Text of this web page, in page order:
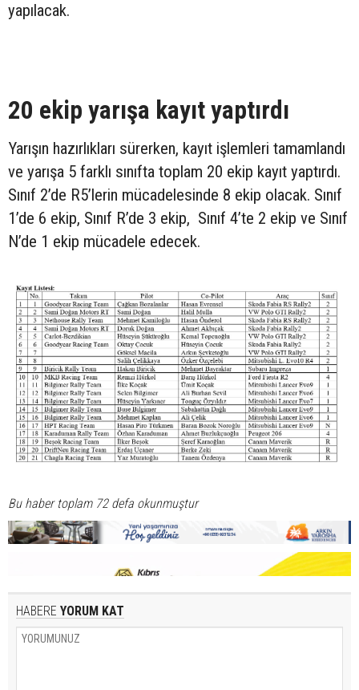
yapılacak.
20 ekip yarışa kayıt yaptırdı
Yarışın hazırlıkları sürerken, kayıt işlemleri tamamlandı
ve yarışa 5 farklı sınıfta toplam 20 ekip kayıt yaptırdı.
Sınıf 2’de R5’lerin mücadelesinde 8 ekip olacak. Sınıf
1’de 6 ekip, Sınıf R’de 3 ekip, Sınıf 4’te 2 ekip ve Sınıf
N’de 1 ekip mücadele edecek.
Bu haber toplam 72 defa okunmuştur
HABERE YORUM KAT